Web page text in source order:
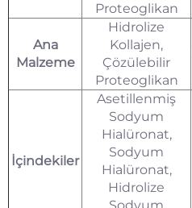
Proteoglikan
Ana
Malzeme
Hidrolize
Kollajen,
Çözülebilir
Proteoglikan
İçindekiler
Asetillenmiş
Sodyum
Hialüronat,
Sodyum
Hialüronat,
Hidrolize